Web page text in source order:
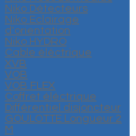
Niko Détecteurs
Niko Eclairage
d'orientation
Niko HYDRO
Cable éléctrique
XVB
VOB
VOB FLEX
Coffret éléctrique
Différentiel disjoncteur
GOULOTTE Longueur 2
M